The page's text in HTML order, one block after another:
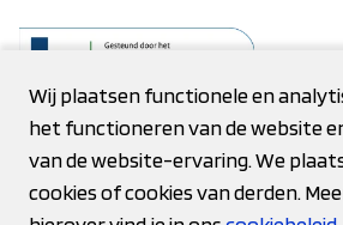
Contact
Privacy verklaring
Wij plaatsen functionele en
het functioneren van de website
van de website-ervaring. We
cookies of cookies van derden.